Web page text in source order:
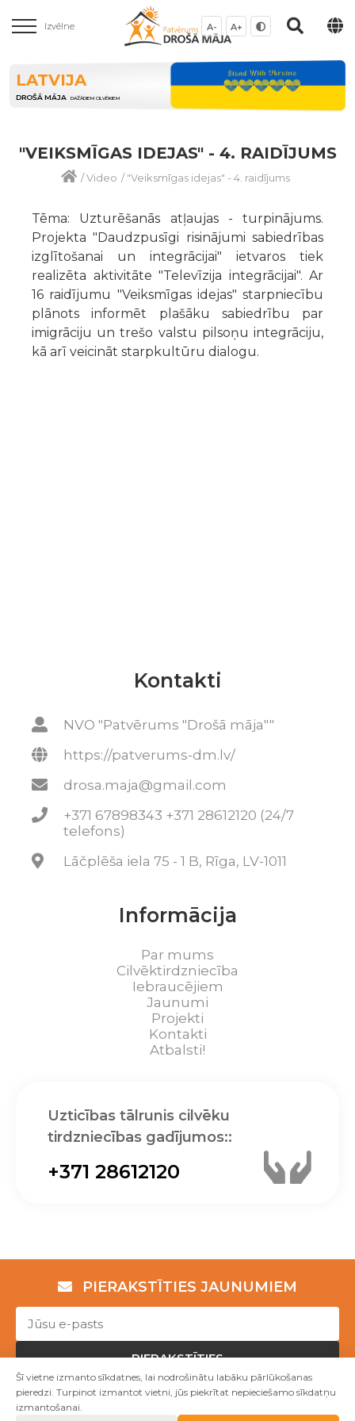
Izvēlne A- A+
LATVIJA
DROŠĀ MĀJA DAŽĀDIEM CILVĒKIEM
"VEIKSMĪGAS IDEJAS" - 4. RAIDĪJUMS
/Video /"Veiksmīgas idejas" - 4. raidījums
Tēma: Uzturēšanās atļaujas - turpinājums.
Projekta "Daudzpusīgi risinājumi sabiedrības
izglītošanai un integrācijai" ietvaros tiek
realizēta aktivitāte "Televīzija integrācijai". Ar
16 raidījumu "Veiksmīgas idejas" starpniecību
plānots informēt plašāku sabiedrību par
imigrāciju un trešo valstu pilsoņu integrāciju,
kā arī veicināt starpkultūru dialogu.
Kontakti
NVO "Patvērums "Drošā māja""
https://patverums-dm.lv/
drosa.maja@gmail.com
+371 67898343 +371 28612120 (24/7
telefons)
Lāčplēša iela 75 - 1 B, Rīga, LV-1011
Informācija
Par mums
Cilvēktirdzniecība
Iebraucējiem
Jaunumi
Projekti
Kontakti
Atbalsti!
Uzticības tālrunis cilvēku
tirdzniecības gadījumos::
+371 28612120
PIERAKSTĪTIES JAUNUMIEM
PIERAKSTĪTIES
Šī vietne izmanto sīkdatnes, lai nodrošinātu labāku pārlūkošanas
pieredzi. Turpinot izmantot vietni, jūs piekrītat nepieciešamo sīkdatņu
izmantošanai.